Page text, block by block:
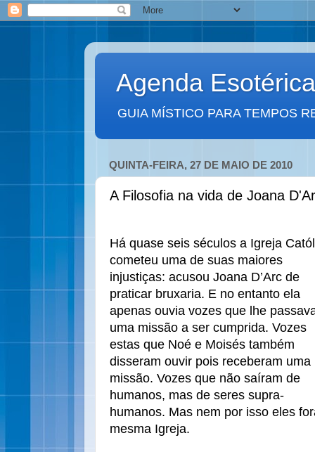
Agenda Esotérica
GUIA MÍSTICO PARA TEMPOS
QUINTA-FEIRA, 27 DE MAIO DE 2010
A Filosofia na vida de Joana
Há quase seis séculos a Igreja
cometeu uma de suas maiores
injustiças: acusou Joana D’Arc de
praticar bruxaria. E no entanto ela
apenas ouvia vozes que lhe
uma missão a ser cumprida. Vozes
estas que Noé e Moisés também
disseram ouvir pois receberam uma
missão. Vozes que não saíram de
humanos, mas de seres supra-
humanos. Mas nem por isso eles
mesma Igreja.